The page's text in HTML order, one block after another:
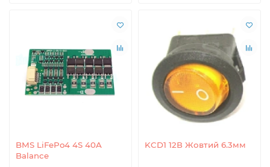
BMS LiFePo4 4S 40A
Balance
KCD1 12В Жовтий 6.3мм